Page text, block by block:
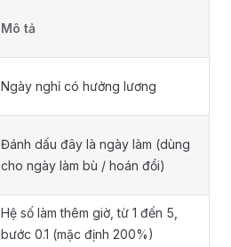
Mô tả
Ngày nghỉ có hưởng lương
Đánh dấu đây là ngày làm (dùng
cho ngày làm bù / hoán đổi)
Hệ số làm thêm giờ, từ 1 đến 5,
bước 0.1 (mặc định 200%)